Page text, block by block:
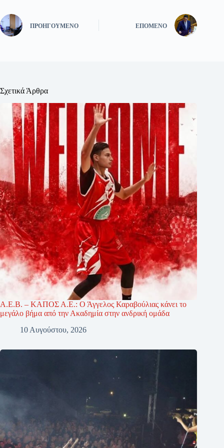
ΠΡΟΗΓΟΎΜΕΝΟ ΕΠΌΜΕΝΟ
Σχετικά Άρθρα
Α.Ε.Β. – ΚΑΠΟΣ Α.Ε.: Ο Άγγελος Καραβούλιας κάνει το
μεγάλο βήμα από την Ακαδημία στην ανδρική ομάδα
10 Αυγούστου, 2026